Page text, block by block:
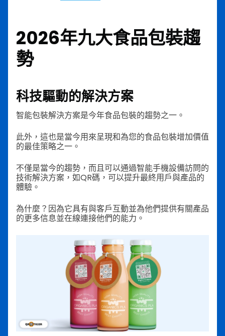
2026年九大食品包裝趨
勢
科技驅動的解決方案
智能包裝解決方案是今年食品包裝的趨勢之一。
此外，這也是當今用來呈現和為您的食品包裝增加價值
的最佳策略之一。
不僅是當今的趨勢，而且可以通過智能手機設備訪問的
技術解決方案，如QR碼，可以提升最終用戶與產品的
體驗。
為什麼？因為它具有與客戶互動並為他們提供有關產品
的更多信息並在線連接他們的能力。